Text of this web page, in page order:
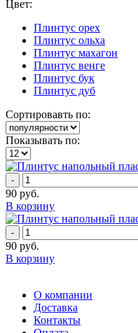
Цвет:
Плинтус орех
Плинтус ольха
Плинтус махагон
Плинтус венге
Плинтус бук
Плинтус дуб
Сортировавть по:
Показывать по:
-
90 руб.
В корзину
-
90 руб.
В корзину
О компании
Доставка
Контакты